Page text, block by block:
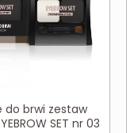
do brwi zestaw
SET nr 03